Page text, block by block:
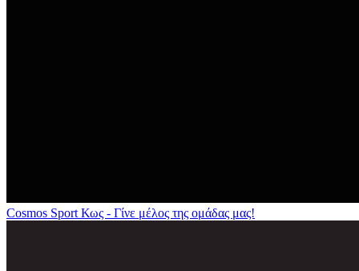
Cosmos Sport Κως - Γίνε μέλος της ομάδας μας!